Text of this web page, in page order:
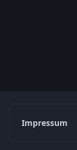
Impressum